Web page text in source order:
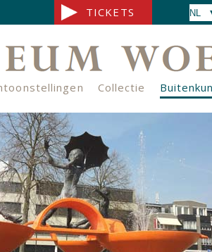
Collectie
TICKETS